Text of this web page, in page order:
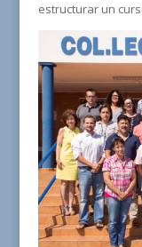
estructurar un